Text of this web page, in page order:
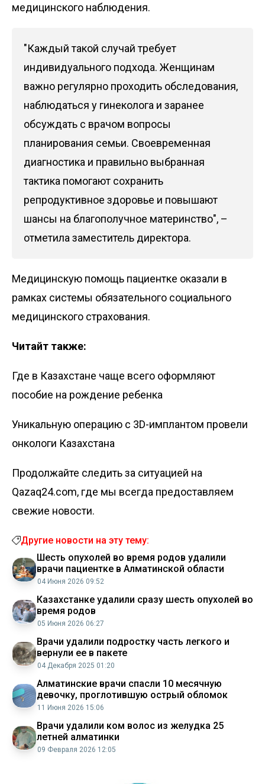
медицинского наблюдения.
"Каждый такой случай требует
индивидуального подхода. Женщинам
важно регулярно проходить обследования,
наблюдаться у гинеколога и заранее
обсуждать с врачом вопросы
планирования семьи. Своевременная
диагностика и правильно выбранная
тактика помогают сохранить
репродуктивное здоровье и повышают
шансы на благополучное материнство", –
отметила заместитель директора.
Медицинскую помощь пациентке оказали в
рамках системы обязательного социального
медицинского страхования.
Читайт также:
Где в Казахстане чаще всего оформляют
пособие на рождение ребенка
Уникальную операцию с 3D-имплантом провели
онкологи Казахстана
Продолжайте следить за ситуацией на
Qazaq24.com, где мы всегда предоставляем
свежие новости.
Другие новости на эту тему:
Шесть опухолей во время родов удалили
врачи пациентке в Алматинской области
04 Июня 2026 09:52
Казахстанке удалили сразу шесть опухолей во
время родов
05 Июня 2026 06:27
Врачи удалили подростку часть легкого и
вернули ее в пакете
04 Декабря 2025 01:20
Алматинские врачи спасли 10 месячную
девочку, проглотившую острый обломок
11 Июня 2026 15:06
Врачи удалили ком волос из желудка 25
летней алматинки
09 Февраля 2026 12:05